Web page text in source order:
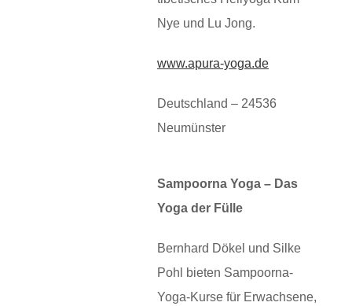
Nye und Lu Jong.
www.apura-yoga.de
Deutschland – 24536
Neumünster
Sampoorna Yoga – Das
Yoga der Fülle
Bernhard Dökel und Silke
Pohl bieten Sampoorna-
Yoga-Kurse für Erwachsene,